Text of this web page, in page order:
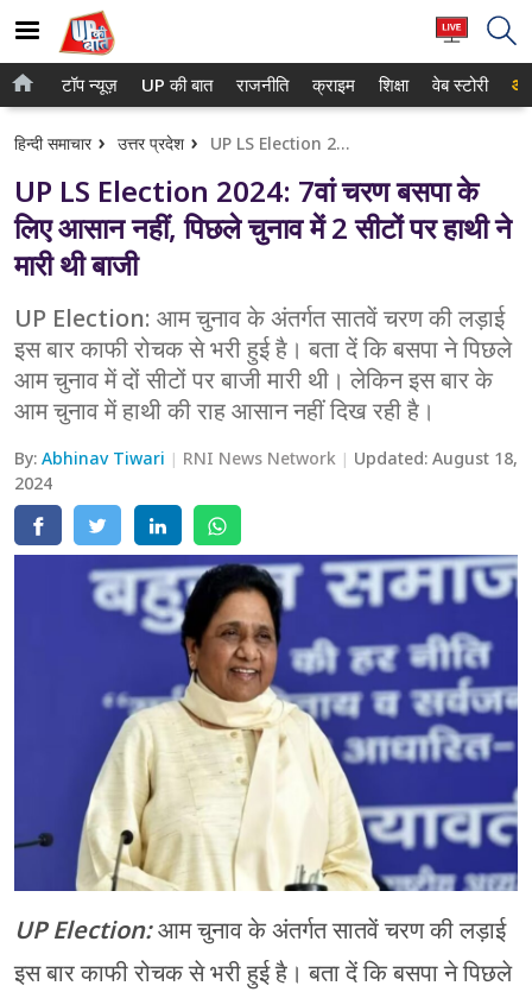
होम
टॉप न्यूज़
UP की बात
राजनीति
क्राइम
शिक्षा
वेब स्टोरी
टॉप न्यूज़ UP की बात राजनीति क्राइम शिक्षा वेब स्टोरी
हिन्दी समाचार उत्तर प्रदेश UP LS Election 2024: 7वां चरण बसपा के लिए आसान नहीं, पिछले चुनाव में 2 सीटों पर हाथी ने मारी थी बाजी
UP LS Election 2024: 7वां चरण बसपा के
लिए आसान नहीं, पिछले चुनाव में 2 सीटों पर हाथी ने
मारी थी बाजी
UP Election: आम चुनाव के अंतर्गत सातवें चरण की लड़ाई
इस बार काफी रोचक से भरी हुई है। बता दें कि बसपा ने पिछले
आम चुनाव में दों सीटों पर बाजी मारी थी। लेकिन इस बार के
आम चुनाव में हाथी की राह आसान नहीं दिख रही है।
By:Abhinav Tiwari RNI News Network Updated:August 18,
2024
UP Election:आम चुनाव के अंतर्गत सातवें चरण की लड़ाई
इस बार काफी रोचक से भरी हुई है। बता दें कि बसपा ने पिछले
गाजियाबाद
लखनऊ
कानपुर
वाराणसी
आगरा
अयोध्या
अलीगढ़
मथुरा